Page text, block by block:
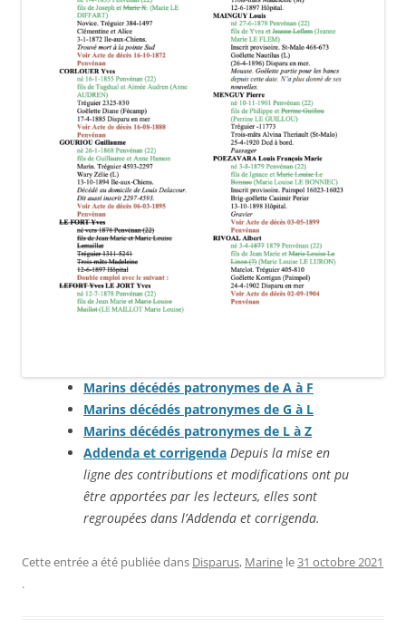
Marins décédés patronymes de A à F
Marins décédés patronymes de G à L
Marins décédés patronymes de L à Z
Addenda et corrigenda Depuis la mise en
ligne des contributions et modifications ont pu
être apportées par les lecteurs, elles sont
regroupées dans l’Addenda et corrigenda.
Cette entrée a été publiée dans Disparus, Marine le31 octobre 2021
.